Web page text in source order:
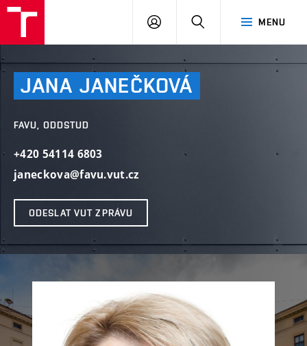
MENU
PŘIHLÁSIT
JANA JANEČKOVÁ
FAVU, ODDSTUD
+420 54114 6803
janeckova@favu.vut.cz
ODESLAT VUT ZPRÁVU